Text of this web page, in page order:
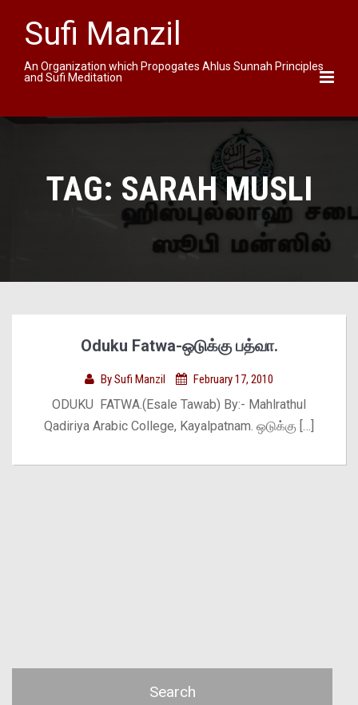
Sufi Manzil
An Organization which Propogates Ahlus Sunnah Principles
and Sufi Meditation
TAG: SARAH MUSLI
Oduku Fatwa-ஒடுக்கு பத்வா.
BySufi Manzil February 17, 2010
ODUKU FATWA.(Esale Tawab) By:- Mahlrathul
Qadiriya Arabic College, Kayalpatnam. ஒடுக்கு […]
Search